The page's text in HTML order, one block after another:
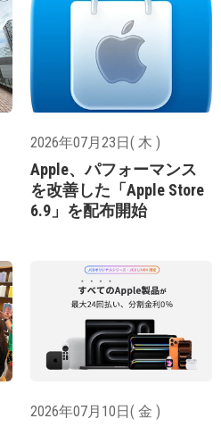
2026年07月23日( 木 )
Apple、パフォーマンス
を改善した「Apple Store
6.9」を配布開始
2026年07月10日( 金 )